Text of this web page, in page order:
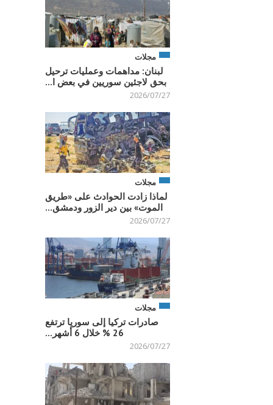
مجلات
لبنان: مداهمات وعمليات ترحيل
بحق لاجئين سوريين في بعض ا...
2026/07/27
مجلات
لماذا زادت الحوادث على «طريق
الموت» بين دير الزور ودمشق...
2026/07/27
مجلات
صادرات تركيا إلى سوريا ترتفع
26 % خلال 6 أشهر...
2026/07/27